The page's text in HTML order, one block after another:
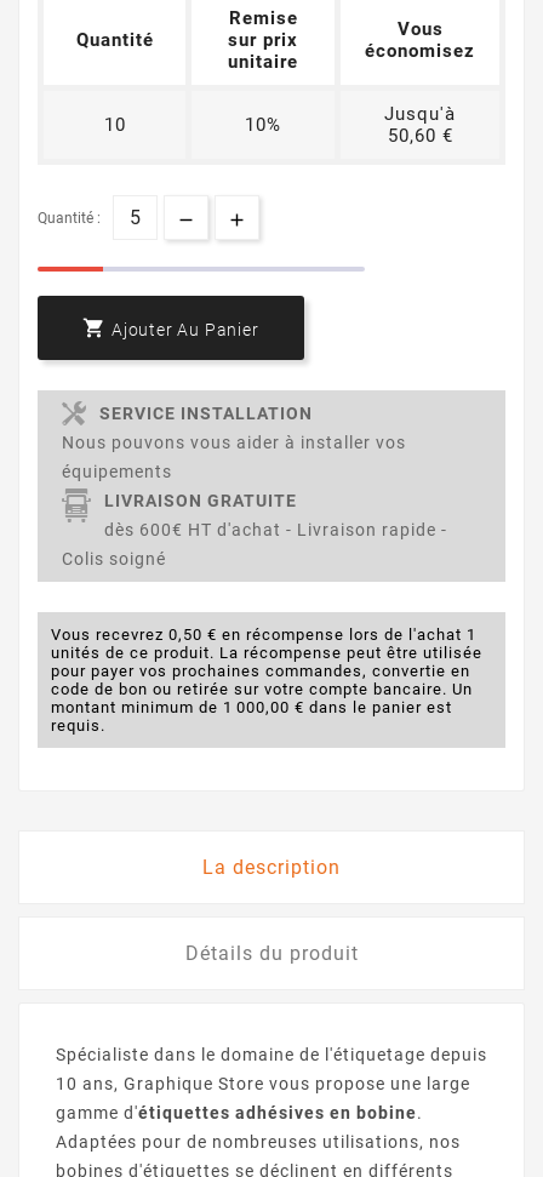
Quantité
Remise
sur prix
unitaire
Vous
économisez
10 10%
Jusqu'à
50,60 €
Quantité :
 Ajouter Au Panier
SERVICE INSTALLATION
Nous pouvons vous aider à installer vos
équipements
LIVRAISON GRATUITE
dès 600€ HT d'achat - Livraison rapide -
Colis soigné
Vous recevrez 0,50 € en récompense lors de l'achat 1
unités de ce produit. La récompense peut être utilisée
pour payer vos prochaines commandes, convertie en
code de bon ou retirée sur votre compte bancaire. Un
montant minimum de 1 000,00 € dans le panier est
requis.
La description
Détails du produit
Spécialiste dans le domaine de l'étiquetage depuis
10 ans, Graphique Store vous propose une large
gamme d'étiquettes adhésives en bobine.
Adaptées pour de nombreuses utilisations, nos
bobines d'étiquettes se déclinent en différents